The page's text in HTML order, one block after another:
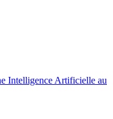
Intelligence Artificielle au